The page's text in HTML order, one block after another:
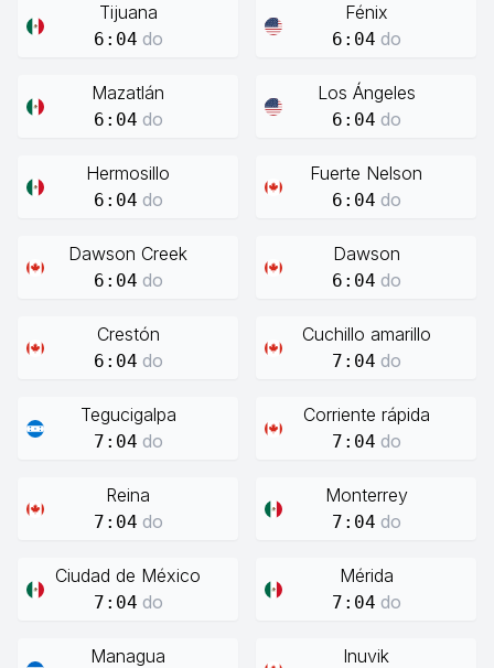
Tijuana
6:04 do
Fénix
6:04 do
Mazatlán
6:04 do
Los Ángeles
6:04 do
Hermosillo
6:04 do
Fuerte Nelson
6:04 do
Dawson Creek
6:04 do
Dawson
6:04 do
Crestón
6:04 do
Cuchillo amarillo
7:04 do
Tegucigalpa
7:04 do
Corriente rápida
7:04 do
Reina
7:04 do
Monterrey
7:04 do
Ciudad de México
7:04 do
Mérida
7:04 do
Managua Inuvik